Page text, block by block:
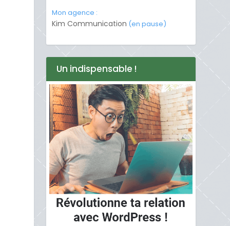
Mon agence :
Kim Communication (en pause)
Un indispensable !